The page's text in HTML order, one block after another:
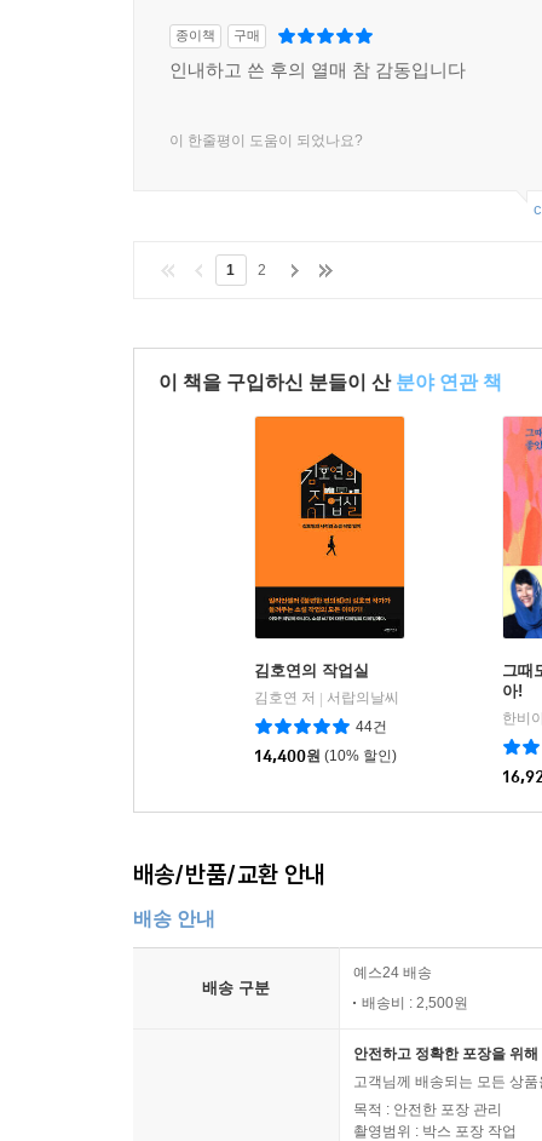
종이책 구매
인내하고 쓴 후의 열매 참 감동입니다
이 한줄평이 도움이 되었나요?
1 2
이 책을 구입하신 분들이 산 분야 연관 책
김호연의 작업실
김호연 저
서랍의날씨
44건
14,400원 (10% 할인)
그때
아!
한비
배송/반품/교환 안내
배송 안내
배송 구분
예스24 배송
배송비 : 2,500원
안전하고 정확한 포장을 위
고객님께 배송되는 모든 상
목적 : 안전한 포장 관리
촬영범위 : 박스 포장 작업